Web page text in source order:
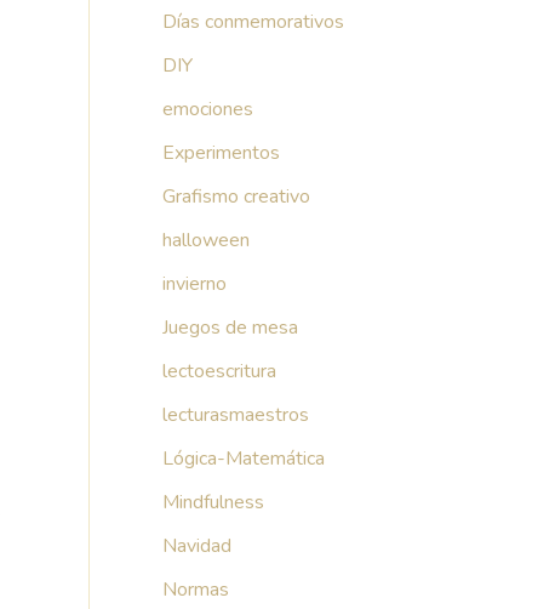
Días conmemorativos
DIY
emociones
Experimentos
Grafismo creativo
halloween
invierno
Juegos de mesa
lectoescritura
lecturasmaestros
Lógica-Matemática
Mindfulness
Navidad
Normas